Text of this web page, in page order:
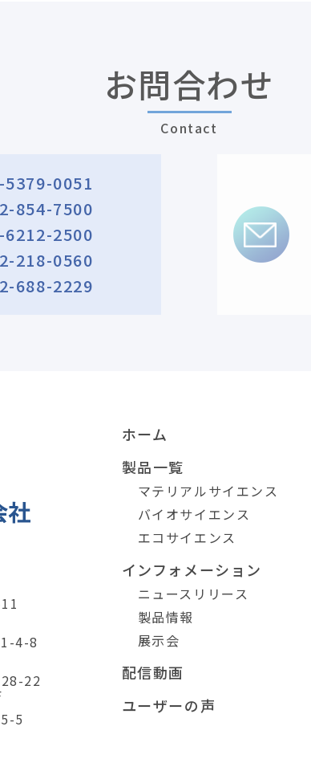
お問合わせ
Contact
5379-0051
854-7500
6212-2500
218-0560
688-2229
4-8
22
5
ホーム
製品一覧
マテリアルサイエンス
バイオサイエンス
エコサイエンス
インフォメーション
ニュースリリース
製品情報
展示会
配信動画
ユーザーの声